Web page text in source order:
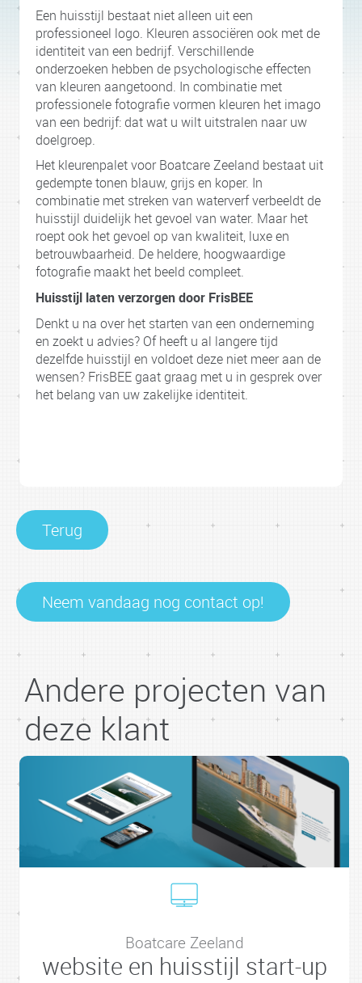
Een huisstijl bestaat niet alleen uit een
professioneel logo. Kleuren associëren ook met de
identiteit van een bedrijf. Verschillende
onderzoeken hebben de psychologische effecten
van kleuren aangetoond. In combinatie met
professionele fotografie vormen kleuren het imago
van een bedrijf: dat wat u wilt uitstralen naar uw
doelgroep.
Het kleurenpalet voor Boatcare Zeeland bestaat uit
gedempte tonen blauw, grijs en koper. In
combinatie met streken van waterverf verbeeldt de
huisstijl duidelijk het gevoel van water. Maar het
roept ook het gevoel op van kwaliteit, luxe en
betrouwbaarheid. De heldere, hoogwaardige
fotografie maakt het beeld compleet.
Huisstijl laten verzorgen door FrisBEE
Denkt u na over het starten van een onderneming
en zoekt u advies? Of heeft u al langere tijd
dezelfde huisstijl en voldoet deze niet meer aan de
wensen? FrisBEE gaat graag met u in gesprek over
het belang van uw zakelijke identiteit.
Terug
Neem vandaag nog contact op!
Andere projecten van
deze klant
Boatcare Zeeland
website en huisstijl start-up